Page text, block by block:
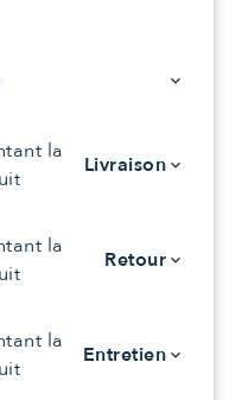
keyboard_arrow_down
Livraison keyboard_arrow_down
Retour keyboard_arrow_down
Entretien keyboard_arrow_down